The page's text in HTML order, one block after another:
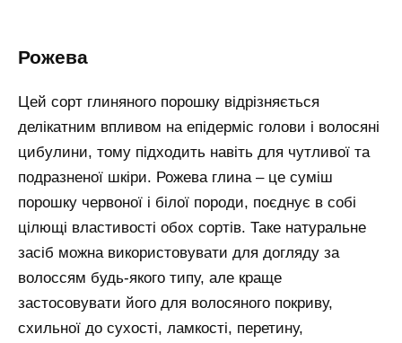
рожева
Цей сорт глиняного порошку відрізняється
делікатним впливом на епідерміс голови і волосяні
цибулини, тому підходить навіть для чутливої та
подразненої шкіри. Рожева глина – це суміш
порошку червоної і білої породи, поєднує в собі
цілющі властивості обох сортів. Таке натуральне
засіб можна використовувати для догляду за
волоссям будь-якого типу, але краще
застосовувати його для волосяного покриву,
схильної до сухості, ламкості, перетину,